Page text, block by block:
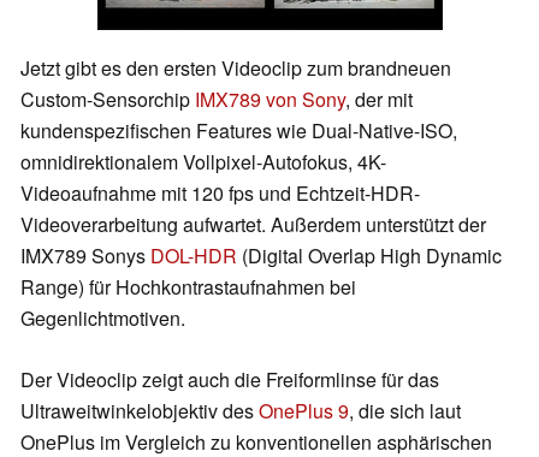
Jetzt gibt es den ersten Videoclip zum brandneuen
Custom-Sensorchip IMX789 von Sony, der mit
kundenspezifischen Features wie Dual-Native-ISO,
omnidirektionalem Vollpixel-Autofokus, 4K-
Videoaufnahme mit 120 fps und Echtzeit-HDR-
Videoverarbeitung aufwartet. Außerdem unterstützt der
IMX789 Sonys DOL-HDR (Digital Overlap High Dynamic
Range) für Hochkontrastaufnahmen bei
Gegenlichtmotiven.
Der Videoclip zeigt auch die Freiformlinse für das
Ultraweitwinkelobjektiv desOnePlus 9, die sich laut
OnePlus im Vergleich zu konventionellen asphärischen